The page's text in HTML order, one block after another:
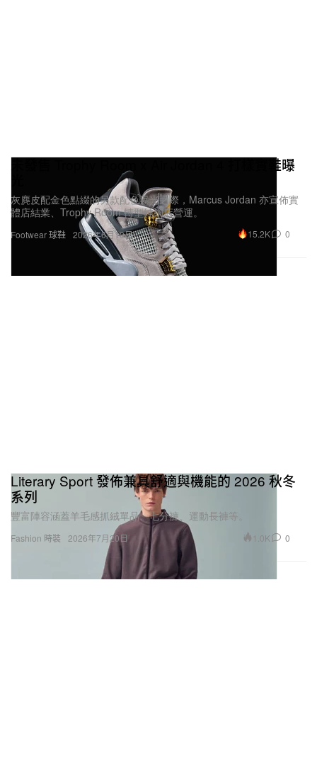
Footwear 球鞋
未發售 Trophy Room x Air Jordan 4 打樣實鞋曝
灰麂皮配金色點綴的另款配色曝光之際，Marcus Jordan 亦宣佈實
體店結業、Trophy Room 轉型純網店營運。
2026年6月10日 15.2K 0
Fashion 時裝
Literary Sport 發佈兼具舒適與機能的 2026 秋冬
系列
豐富陣容涵蓋羊毛感抓絨單品、七分褲、運動長褲等。
2026年7月20日 1.0K 0